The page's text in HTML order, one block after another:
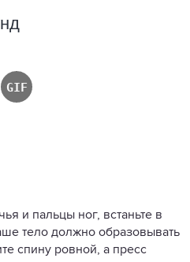
и пальцы ног, встаньте в
тело должно образовывать
спину ровной, а пресс